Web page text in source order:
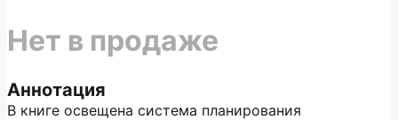
Аннотация
В книге освещена система планирования
Нет в продаже